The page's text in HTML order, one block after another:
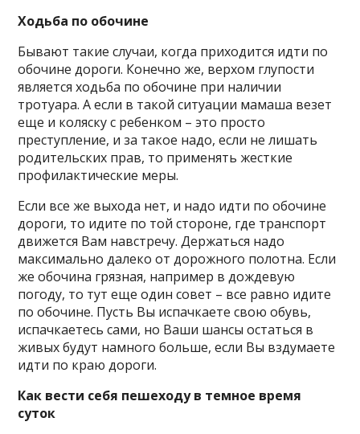
Ходьба по обочине
Бывают такие случаи, когда приходится идти по
обочине дороги. Конечно же, верхом глупости
является ходьба по обочине при наличии
тротуара. А если в такой ситуации мамаша везет
еще и коляску с ребенком – это просто
преступление, и за такое надо, если не лишать
родительских прав, то применять жесткие
профилактические меры.
Если все же выхода нет, и надо идти по обочине
дороги, то идите по той стороне, где транспорт
движется Вам навстречу. Держаться надо
максимально далеко от дорожного полотна. Если
же обочина грязная, например в дождевую
погоду, то тут еще один совет – все равно идите
по обочине. Пусть Вы испачкаете свою обувь,
испачкаетесь сами, но Ваши шансы остаться в
живых будут намного больше, если Вы вздумаете
идти по краю дороги.
Как вести себя пешеходу в темное время
суток